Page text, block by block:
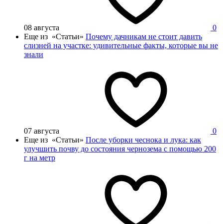
08 августа
0
Еще из «Статьи» Почему дачникам не стоит давить
слизней на участке: удивительные факты, которые вы не
знали
07 августа
0
Еще из «Статьи» После уборки чеснока и лука: как
улучшить почву до состояния чернозема с помощью 200
г на метр